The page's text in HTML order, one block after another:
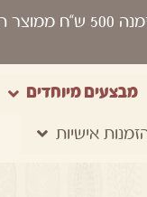
שקיות נשיאה
מבצעים מיוחדים
אישיות